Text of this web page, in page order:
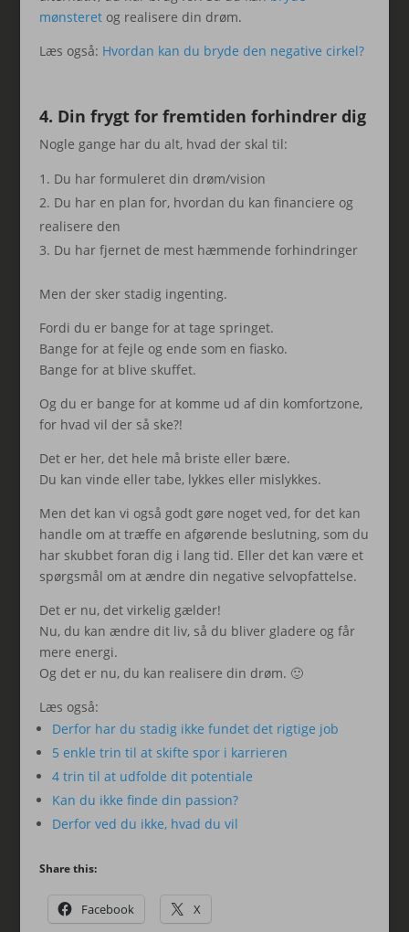
mønsteretog realisere din drøm.
Læs også: Hvordan kan du bryde den negative cirkel?
4. Din frygt for fremtiden forhindrer dig
Nogle gange har du alt, hvad der skal til:
Du har formuleret din drøm/vision
Du har en plan for, hvordan du kan financiere og
realisere den
Du har fjernet de mest hæmmende forhindringer
Men der sker stadig ingenting.
Fordi du er bange for at tage springet.
Bange for at fejle og ende som en fiasko.
Bange for at blive skuffet.
Og du er bange for at komme ud af din komfortzone,
for hvad vil der så ske?!
Det er her, det hele må briste eller bære.
Du kan vinde eller tabe, lykkes eller mislykkes.
Men det kan vi også godt gøre noget ved, for det kan
handle om at træffe en afgørende beslutning, som du
har skubbet foran dig i lang tid. Eller det kan være et
spørgsmål om at ændre din negative selvopfattelse.
Det er nu, det virkelig gælder!
Nu, du kan ændre dit liv, så du bliver gladere og får
mere energi.
Og det er nu, du kan realisere din drøm. 🙂
Læs også:
Derfor har du stadig ikke fundet det rigtige job
5 enkle trin til at skifte spor i karrieren
4 trin til at udfolde dit potentiale
Kan du ikke finde din passion?
Derfor ved du ikke, hvad du vil
Share this:
Facebook X